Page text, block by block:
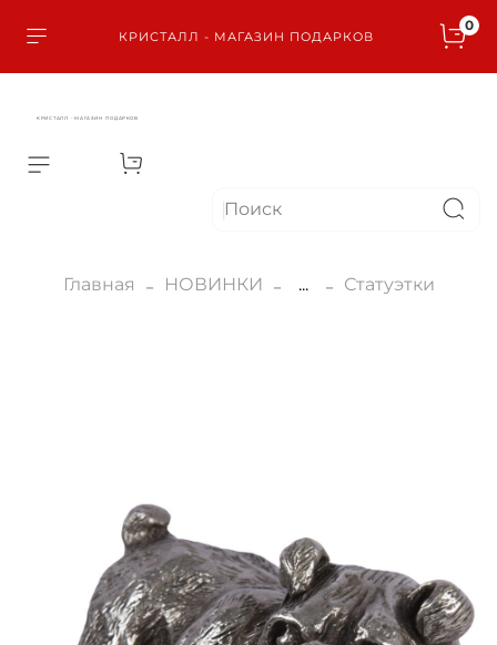
КРИСТАЛЛ - МАГАЗИН ПОДАРКОВ
0
КРИСТАЛЛ - МАГАЗИН ПОДАРКОВ
Главная НОВИНКИ ... Статуэтки